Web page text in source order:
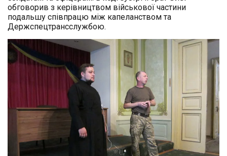
обговорив з керівництвом військової частини
подальшу співпрацю між капеланством та
Держспецтрансслужбою.